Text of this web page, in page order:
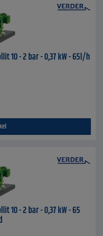
10 - 2 bar - 0,37 kW - 65l/h
10 - 2 bar - 0,37 kW - 65